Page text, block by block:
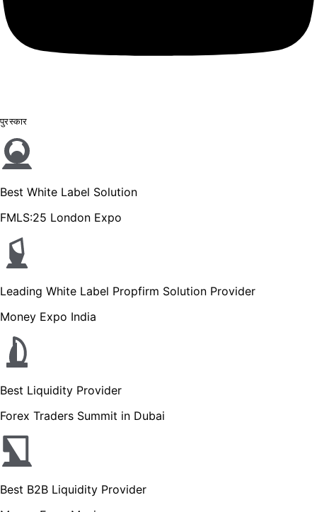
पुरस्कार
Best White Label Solution
FMLS:25 London Expo
Leading White Label Propfirm Solution Provider
Money Expo India
Best Liquidity Provider
Forex Traders Summit in Dubai
Best B2B Liquidity Provider